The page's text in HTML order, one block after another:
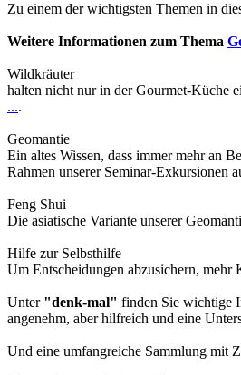
Zu einem der wichtigsten Themen in
Weitere Informationen zum Thema
Wildkräuter
halten nicht nur in der Gourmet-Küche
....
Geomantie
Ein altes Wissen, dass immer mehr an
Rahmen unserer Seminar-Exkursionen
Feng Shui
Die asiatische Variante unserer
Hilfe zur Selbsthilfe
Um Entscheidungen abzusichern, mehr
Unter "denk-mal" finden Sie wichtige
angenehm, aber hilfreich und eine
Und eine umfangreiche Sammlung mit